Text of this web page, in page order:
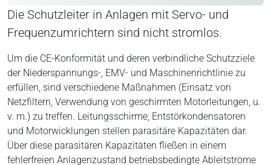
Die Schutzleiter in Anlagen mit Servo- und
Frequenzumrichtern sind nicht stromlos.
Um die CE-Konformität und deren verbindliche Schutzziele
der Niederspannungs-, EMV- und Maschinenrichtlinie zu
erfüllen, sind verschiedene Maßnahmen (Einsatz von
Netzfiltern, Verwendung von geschirmten Motorleitungen, u.
v. m.) zu treffen. Leitungsschirme, Entstörkondensatoren
und Motorwicklungen stellen parasitäre Kapazitäten dar.
Über diese parasitären Kapazitäten fließen in einem
fehlerfreien Anlagenzustand betriebsbedingte Ableitströme